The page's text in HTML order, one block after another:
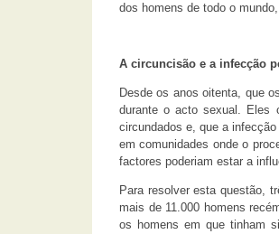
dos homens de todo o
A circuncisão e a infecção
Desde os anos oitenta, que
durante o acto sexual. Eles
circundados e, que a
em comunidades onde o
factores poderiam estar a
Para resolver esta questão,
mais de 11.000 homens
os homens em que tinham